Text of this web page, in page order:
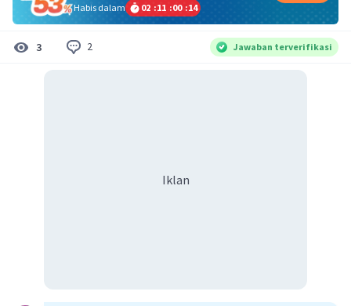
Habis dalam
02 :11 :00 :14
3 2 Jawaban terverifikasi
Iklan